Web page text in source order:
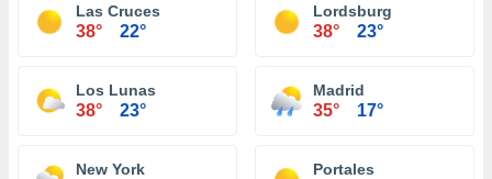
Las Cruces
38° 22°
Lordsburg
38° 23°
Los Lunas
38° 23°
Madrid
35° 17°
New York Portales